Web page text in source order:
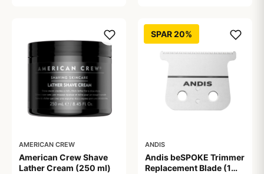
AMERICAN CREW
American Crew Shave
Lather Cream (250 ml)
SPAR 20%
ANDIS
Andis beSPOKE Trimmer
Replacement Blade (1